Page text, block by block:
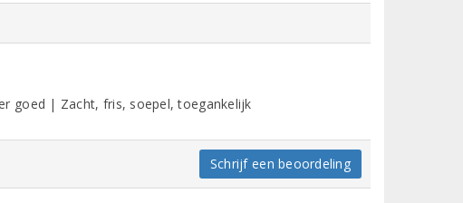
goed | Zacht, fris, soepel, toegankelijk
Schrijf een beoordeling